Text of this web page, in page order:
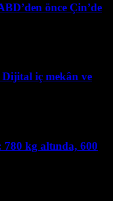
önce Çin’de
Dijital iç mekân ve
kg altında, 600